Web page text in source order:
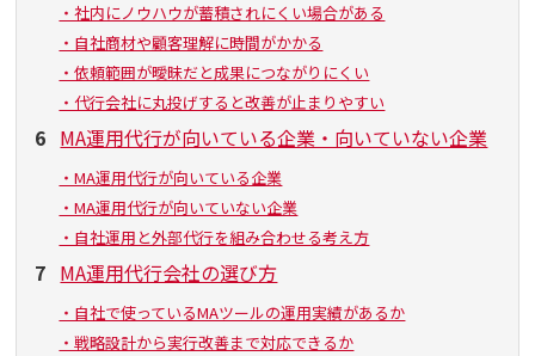
・社内にノウハウが蓄積されにくい場合がある
・自社商材や顧客理解に時間がかかる
・依頼範囲が曖昧だと成果につながりにくい
・代行会社に丸投げすると改善が止まりやすい
6 MA運用代行が向いている企業・向いていない企業
・MA運用代行が向いている企業
・MA運用代行が向いていない企業
・自社運用と外部代行を組み合わせる考え方
7 MA運用代行会社の選び方
・自社で使っているMAツールの運用実績があるか
・戦略設計から実行改善まで対応できるか